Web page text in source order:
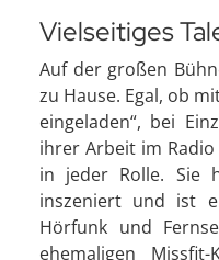
Vielseitiges
Auf der großen
zu Hause. Egal, ob
eingeladen“, bei
ihrer Arbeit im
in jeder Rolle. Sie
inszeniert und ist
Hörfunk und
ehemaligen